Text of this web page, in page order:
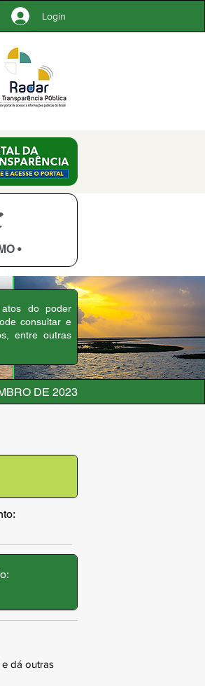
Login
•
do poder
consultar e
entre outras
DE 2023
dá outras